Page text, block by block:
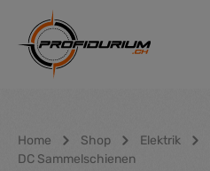
Zum Hauptinhalt springen
Home Shop Elektrik
DC Sammelschienen